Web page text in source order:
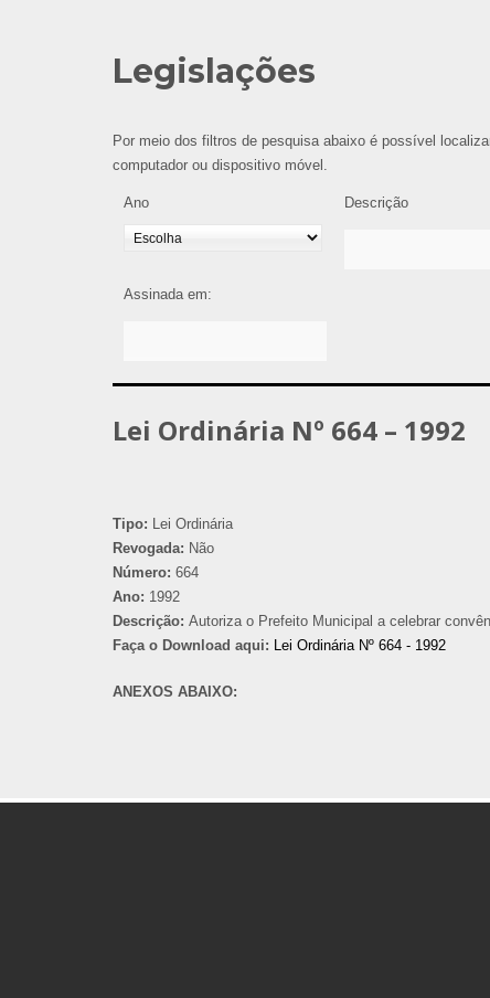
Legislações
Por meio dos filtros de pesquisa abaixo é possível
computador ou dispositivo móvel.
Ano Descrição
Assinada em:
Lei Ordinária Nº 664 – 1992
Tipo: Lei Ordinária
Revogada: Não
Número: 664
Ano: 1992
Descrição: Autoriza o Prefeito Municipal a celebrar
Faça o Download aqui: Lei Ordinária Nº 664 - 1992
ANEXOS ABAIXO: